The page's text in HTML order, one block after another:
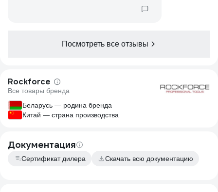
Посмотреть все отзывы
Rockforce
Все товары бренда
Беларусь — родина бренда
Китай — страна производства
Документация
Сертификат дилера Скачать всю документацию